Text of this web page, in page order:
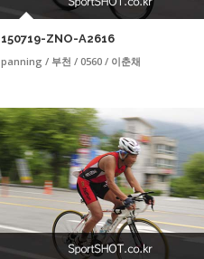
150719-ZNO-A2616
panning / 부천 / 0560 / 이춘채